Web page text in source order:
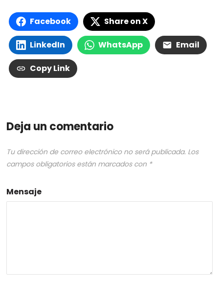
Facebook Share on X
LinkedIn WhatsApp Email
Copy Link
Deja un comentario
Tu dirección de correo electrónico no será publicada. Los
campos obligatorios están marcados con *
Mensaje